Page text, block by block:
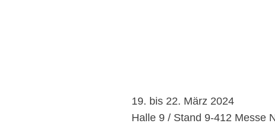
19. bis 22. März 2024
Halle 9 / Stand 9-412 Messe